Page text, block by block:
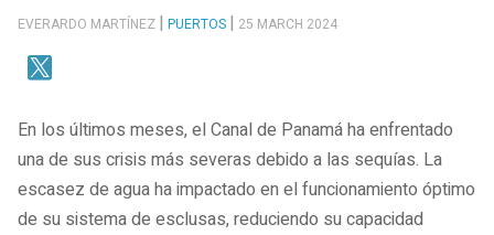
EVERARDO MARTÍNEZ PUERTOS 25 MARCH 2024
En los últimos meses, el Canal de Panamá ha enfrentado
una de sus crisis más severas debido a las sequías. La
escasez de agua ha impactado en el funcionamiento óptimo
de su sistema de esclusas, reduciendo su capacidad